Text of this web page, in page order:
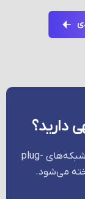
دارید؟
مدیریت مشترک بازارهای قدرتمند از طریق شبکه‌های plug-